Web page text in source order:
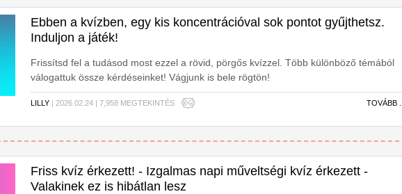
Ebben a kvízben, egy kis koncentrációval sok pontot gyűjthetsz.
Induljon a játék!
Frissítsd fel a tudásod most ezzel a rövid, pörgős kvízzel. Több különböző témából
válogattuk össze kérdéseinket! Vágjunk is bele rögtön!
LILLY | 2026.02.24 | 7,958 MEGTEKINTÉS TOVÁBB ...
Friss kvíz érkezett! - Izgalmas napi műveltségi kvíz érkezett -
Valakinek ez is hibátlan lesz